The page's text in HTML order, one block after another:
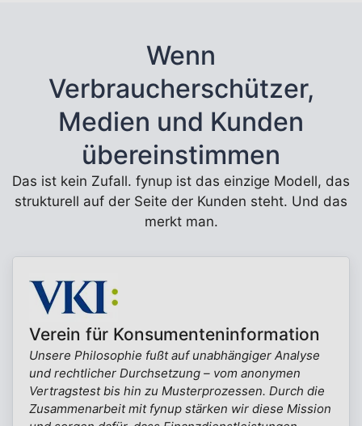
Wenn
Verbraucherschützer,
Medien und Kunden
übereinstimmen
Das ist kein Zufall. fynup ist das einzige Modell, das
strukturell auf der Seite der Kunden steht. Und das
merkt man.
Verein für Konsumenteninformation
Unsere Philosophie fußt auf unabhängiger Analyse
und rechtlicher Durchsetzung – vom anonymen
Vertragstest bis hin zu Musterprozessen. Durch die
Zusammenarbeit mit fynup stärken wir diese Mission